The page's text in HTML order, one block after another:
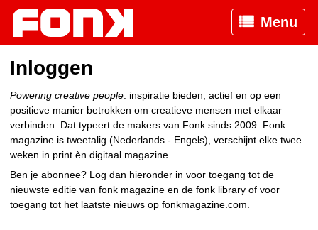
Menu
Inloggen
Powering creative people: inspiratie bieden, actief en op een
positieve manier betrokken om creatieve mensen met elkaar
verbinden. Dat typeert de makers van Fonk sinds 2009. Fonk
magazine is tweetalig (Nederlands - Engels), verschijnt elke twee
weken in print èn digitaal magazine.
Ben je abonnee? Log dan hieronder in voor toegang tot de
nieuwste editie van fonk magazine en de fonk library of voor
toegang tot het laatste nieuws op fonkmagazine.com.